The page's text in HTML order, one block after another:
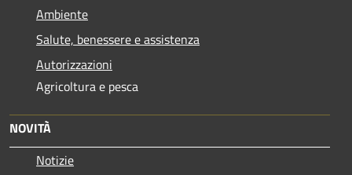
Ambiente
Salute, benessere e assistenza
Autorizzazioni
Agricoltura e pesca
NOVITÀ
Notizie